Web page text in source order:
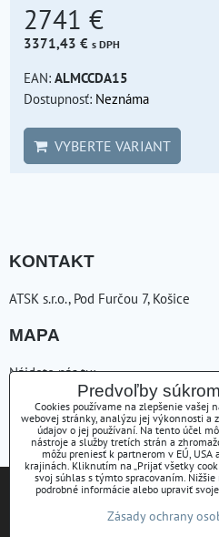
2741 €
3371,43 € s DPH
EAN: ALMCCDA15
Dostupnosť: Neznáma
VYBERTE VARIANT
KONTAKT
ATSK s.r.o., Pod Furčou 7, Košice
MAPA
Nájdete nás tu:
ZAVOLÁME VÁM SPÄŤ
+421556254223
atsk(@)atsk.sk
Predvoľby súkromia
Zásady
Predvoľby
Cookies používame na zlepšenie vašej
webovej stránky, analýzu jej výkonnosti a
údajov o jej používaní. Na tento účel
nástroje a služby tretích strán a
môžu preniesť k partnerom v EÚ, USA
krajinách. Kliknutím na „Prijať všetky
svoj súhlas s týmto spracovaním.
podrobné informácie alebo upraviť
Zásady ochrany
Tieto internetové stránky používajú
Bližšie informácie o použitých
ako je možné zabrániť ich